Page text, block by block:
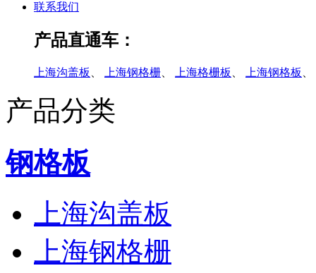
联系我们
产品直通车：
上海沟盖板 上海钢格栅 上海格栅板 上海钢格板
产品分类
钢格板
上海沟盖板
上海钢格栅